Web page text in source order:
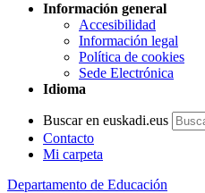
Información general
Accesibilidad
Información legal
Política de cookies
Sede Electrónica
Idioma
Buscar en euskadi.eus
Contacto
Mi carpeta
Departamento de Educación